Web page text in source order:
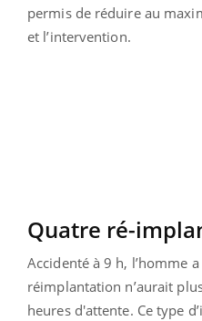
permis de réduire au
et l’intervention.
Quatre ré-
Accidenté à 9 h, l’homme
réimplantation n’aurait
heures d'attente. Ce type